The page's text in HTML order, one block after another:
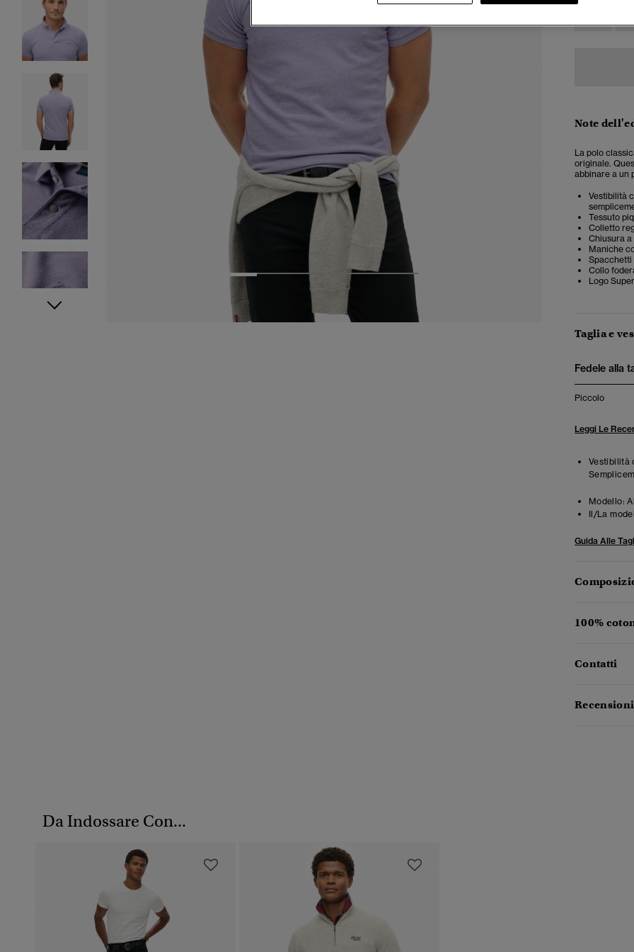
1 5
Note
La polo
originale.
abbinare a un
Vestibilità
Tessuto
Colletto
Chiusura
Maniche
Collo
Logo
Taglia e
Fedele alla
Piccolo
Leggi Le
Vestibilità
Modello:
Il/La
Guida Alle
100%
Contatti
Da Indossare Con...